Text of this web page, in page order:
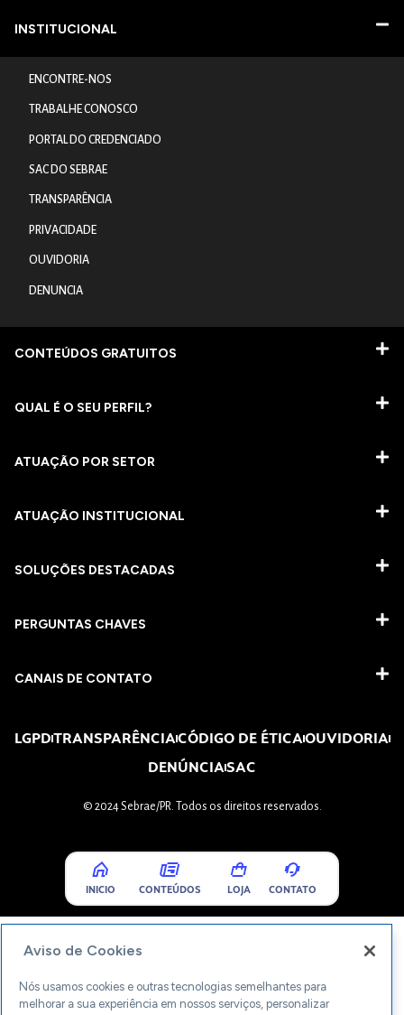
INSTITUCIONAL
ENCONTRE-NOS
TRABALHE CONOSCO
PORTAL DO CREDENCIADO
SAC DO SEBRAE
TRANSPARÊNCIA
PRIVACIDADE
OUVIDORIA
DENUNCIA
CONTEÚDOS GRATUITOS
QUAL É O SEU PERFIL?
ATUAÇÃO POR SETOR
ATUAÇÃO INSTITUCIONAL
SOLUÇÕES DESTACADAS
PERGUNTAS CHAVES​
CANAIS DE CONTATO
LGPDTRANSPARÊNCIACÓDIGO DE ÉTICAOUVIDORIA
DENÚNCIASAC
© 2024 Sebrae/PR. Todos os direitos reservados.
INICIO CONTEÚDOS LOJA CONTATO
Aviso de Cookies
Nós usamos cookies e outras tecnologias semelhantes para
melhorar a sua experiência em nossos serviços, personalizar